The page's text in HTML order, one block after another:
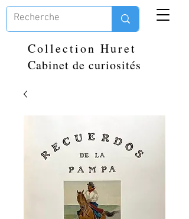
Collection Huret
Cabinet de curiosités